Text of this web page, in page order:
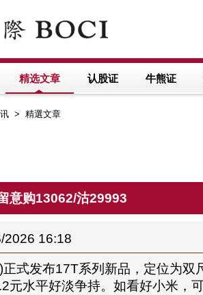
精选文章 认股证 牛熊证
> 精選文章
意购13062/沽29993
2026 16:18
式发布17T系列新品，定位为
元水平好淡争持。如看好小米，